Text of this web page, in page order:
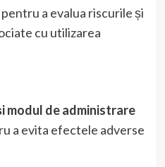
pentru a evalua riscurile și
cu utilizarea
modul de administrare
a evita efectele adverse